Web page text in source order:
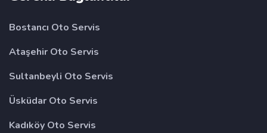
Bostancı Oto Servis
Ataşehir Oto Servis
Sultanbeyli Oto Servis
Üsküdar Oto Servis
Kadıköy Oto Servis